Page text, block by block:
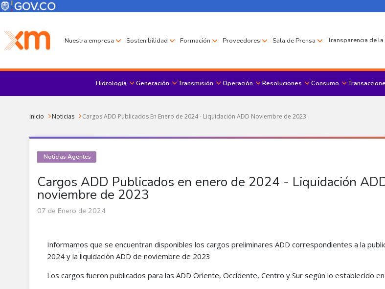
Pasar al contenido principal
Menú Corporativo
Menú de encabezado
Nuestra empresa Sostenibilidad Formación Proveedores Sala de Prensa Transparencia de
Menu principal
Hidrología Generación Transmisión Operación Resoluciones Consumo
Sobrescribir enlaces de ayuda a la navegación
Inicio Noticias Cargos ADD Publicados En Enero de 2024 - Liquidación ADD Noviembre de 2023
Cargos ADD Publicados en enero de 2024 - Liquidación
noviembre de 2023
Noticias Agentes
07 de Enero de 2024
Informamos que se encuentran disponibles los cargos preliminares ADD correspondientes a la
2024 y la liquidación ADD de noviembre de 2023
Los cargos fueron publicados para las ADD Oriente, Occidente, Centro y Sur según lo establecido